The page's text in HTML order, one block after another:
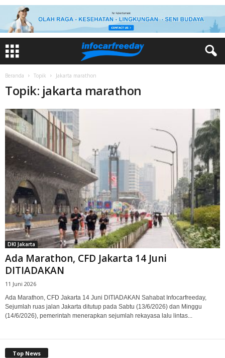
Beranda Topik Jakarta marathon
Topik: jakarta marathon
DKI Jakarta
Ada Marathon, CFD Jakarta 14 Juni
DITIADAKAN
11 Juni 2026
Ada Marathon, CFD Jakarta 14 Juni DITIADAKAN Sahabat Infocarfreeday,
Sejumlah ruas jalan Jakarta ditutup pada Sabtu (13/6/2026) dan Minggu
(14/6/2026), pemerintah menerapkan sejumlah rekayasa lalu lintas...
Top News